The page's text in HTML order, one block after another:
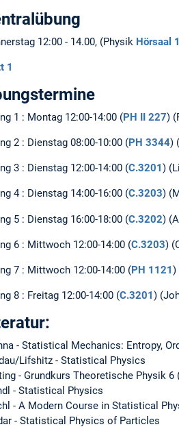
12:00 - 14.00, (Physik Hörsaal 1
1
1 : Montag 12:00-14:00 (PH II 227)
2 : Dienstag 08:00-10:00 (PH 3344)
3 : Dienstag 12:00-14:00 (C.3201)
4 : Dienstag 14:00-16:00 (C.3203)
5 : Dienstag 16:00-18:00 (C.3202)
6 : Mittwoch 12:00-14:00 (C.3203)
7 : Mittwoch 12:00-14:00 (PH 1121)
8 : Freitag 12:00-14:00 (C.3201)
- Statistical Mechanics: Entropy,
Lifshitz - Statistical Physics
- Grundkurs Theoretische Physik 6
- Statistical Physics
- A Modern Course in Statistical
- Statistical Physics of Particles